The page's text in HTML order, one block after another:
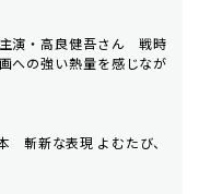
演・高良健吾さん 戦時
への強い熱量を感じなが
斬新な表現 よむたび、